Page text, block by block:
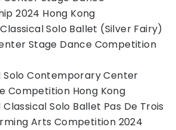
2024 Hong Kong
Solo Ballet (Silver Fairy)
Stage Dance Competition
Solo Contemporary Center
Competition Hong Kong
Solo Ballet Pas De Trois
Arts Competition 2024